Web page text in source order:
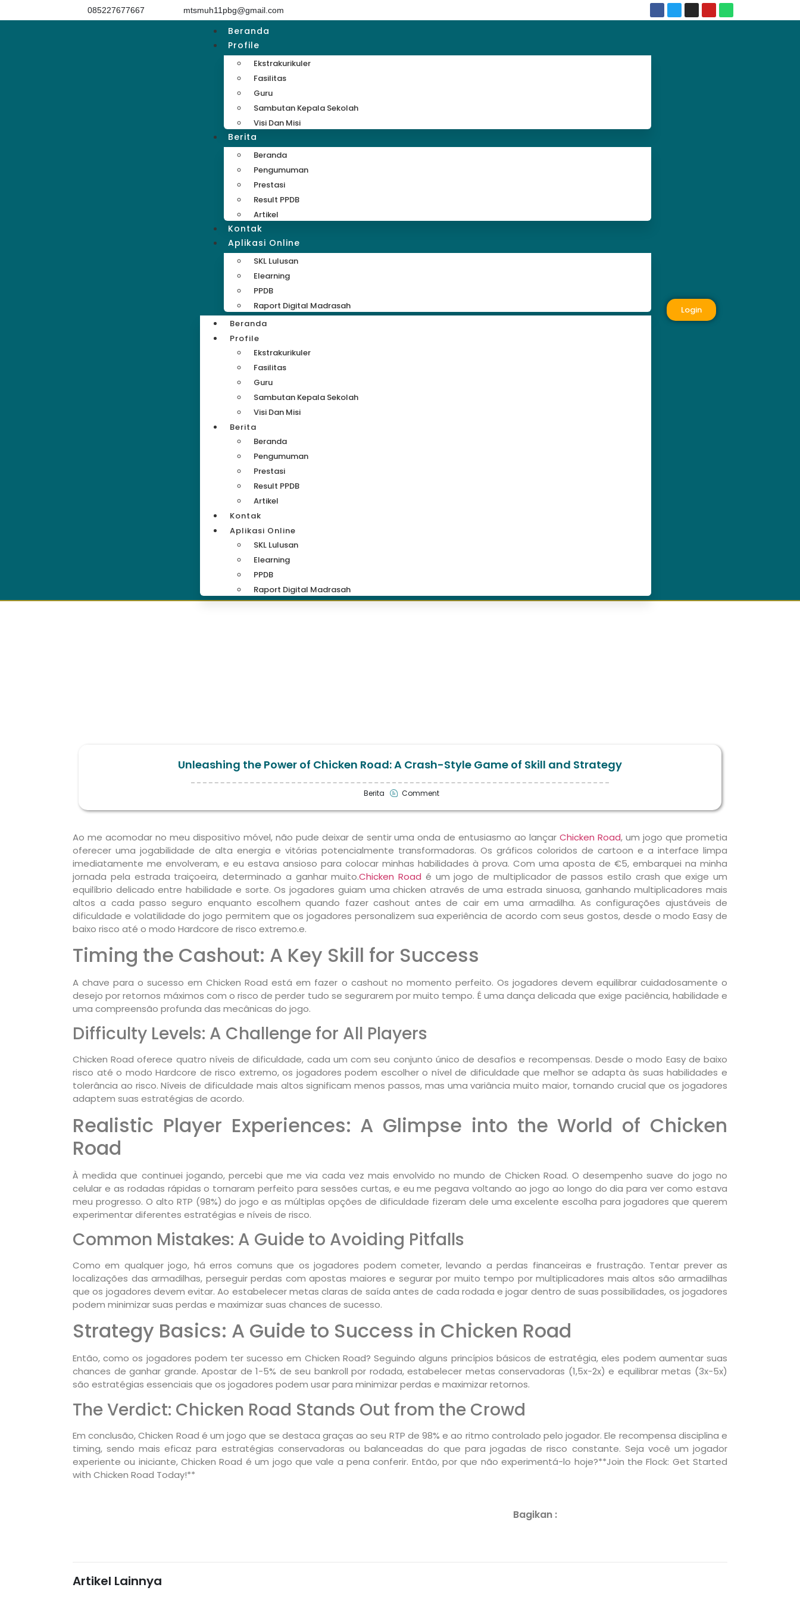
085227677667 mtsmuh11pbg@gmail.com
Beranda
Profile
Ekstrakurikuler
Fasilitas
Guru
Sambutan Kepala Sekolah
Visi Dan Misi
Berita
Beranda
Pengumuman
Prestasi
Result PPDB
Artikel
Kontak
Aplikasi Online
SKL Lulusan
Elearning
PPDB
Raport Digital Madrasah
Beranda
Profile
Ekstrakurikuler
Fasilitas
Guru
Sambutan Kepala Sekolah
Visi Dan Misi
Berita
Beranda
Pengumuman
Prestasi
Result PPDB
Artikel
Kontak
Aplikasi Online
SKL Lulusan
Elearning
PPDB
Raport Digital Madrasah
Login
Unleashing the Power of Chicken Road: A Crash-Style Game of Skill and Strategy
Berita Comment
Ao me acomodar no meu dispositivo móvel, não pude deixar de sentir uma onda de entusiasmo ao lançarChicken Road, um jogo que prometia
oferecer uma jogabilidade de alta energia e vitórias potencialmente transformadoras. Os gráficos coloridos de cartoon e a interface limpa
imediatamente me envolveram, e eu estava ansioso para colocar minhas habilidades à prova. Com uma aposta de €5, embarquei na minha
jornada pela estrada traiçoeira, determinado a ganhar muito.Chicken Road é um jogo de multiplicador de passos estilo crash que exige um
equilíbrio delicado entre habilidade e sorte. Os jogadores guiam uma chicken através de uma estrada sinuosa, ganhando multiplicadores mais
altos a cada passo seguro enquanto escolhem quando fazer cashout antes de cair em uma armadilha. As configurações ajustáveis de
dificuldade e volatilidade do jogo permitem que os jogadores personalizem sua experiência de acordo com seus gostos, desde o modo Easy de
baixo risco até o modo Hardcore de risco extremo.e.
Timing the Cashout: A Key Skill for Success
A chave para o sucesso em Chicken Road está em fazer o cashout no momento perfeito. Os jogadores devem equilibrar cuidadosamente o
desejo por retornos máximos com o risco de perder tudo se segurarem por muito tempo. É uma dança delicada que exige paciência, habilidade e
uma compreensão profunda das mecânicas do jogo.
Difficulty Levels: A Challenge for All Players
Chicken Road oferece quatro níveis de dificuldade, cada um com seu conjunto único de desafios e recompensas. Desde o modo Easy de baixo
risco até o modo Hardcore de risco extremo, os jogadores podem escolher o nível de dificuldade que melhor se adapta às suas habilidades e
tolerância ao risco. Níveis de dificuldade mais altos significam menos passos, mas uma variância muito maior, tornando crucial que os jogadores
adaptem suas estratégias de acordo.
Realistic Player Experiences: A Glimpse into the World of Chicken
Road
À medida que continuei jogando, percebi que me via cada vez mais envolvido no mundo de Chicken Road. O desempenho suave do jogo no
celular e as rodadas rápidas o tornaram perfeito para sessões curtas, e eu me pegava voltando ao jogo ao longo do dia para ver como estava
meu progresso. O alto RTP (98%) do jogo e as múltiplas opções de dificuldade fizeram dele uma excelente escolha para jogadores que querem
experimentar diferentes estratégias e níveis de risco.
Common Mistakes: A Guide to Avoiding Pitfalls
Como em qualquer jogo, há erros comuns que os jogadores podem cometer, levando a perdas financeiras e frustração. Tentar prever as
localizações das armadilhas, perseguir perdas com apostas maiores e segurar por muito tempo por multiplicadores mais altos são armadilhas
que os jogadores devem evitar. Ao estabelecer metas claras de saída antes de cada rodada e jogar dentro de suas possibilidades, os jogadores
podem minimizar suas perdas e maximizar suas chances de sucesso.
Strategy Basics: A Guide to Success in Chicken Road
Então, como os jogadores podem ter sucesso em Chicken Road? Seguindo alguns princípios básicos de estratégia, eles podem aumentar suas
chances de ganhar grande. Apostar de 1-5% de seu bankroll por rodada, estabelecer metas conservadoras (1,5x-2x) e equilibrar metas (3x-5x)
são estratégias essenciais que os jogadores podem usar para minimizar perdas e maximizar retornos.
The Verdict: Chicken Road Stands Out from the Crowd
Em conclusão, Chicken Road é um jogo que se destaca graças ao seu RTP de 98% e ao ritmo controlado pelo jogador. Ele recompensa disciplina e
timing, sendo mais eficaz para estratégias conservadoras ou balanceadas do que para jogadas de risco constante. Seja você um jogador
experiente ou iniciante, Chicken Road é um jogo que vale a pena conferir. Então, por que não experimentá-lo hoje?**Join the Flock: Get Started
with Chicken Road Today!**
Bagikan :
Artikel Lainnya